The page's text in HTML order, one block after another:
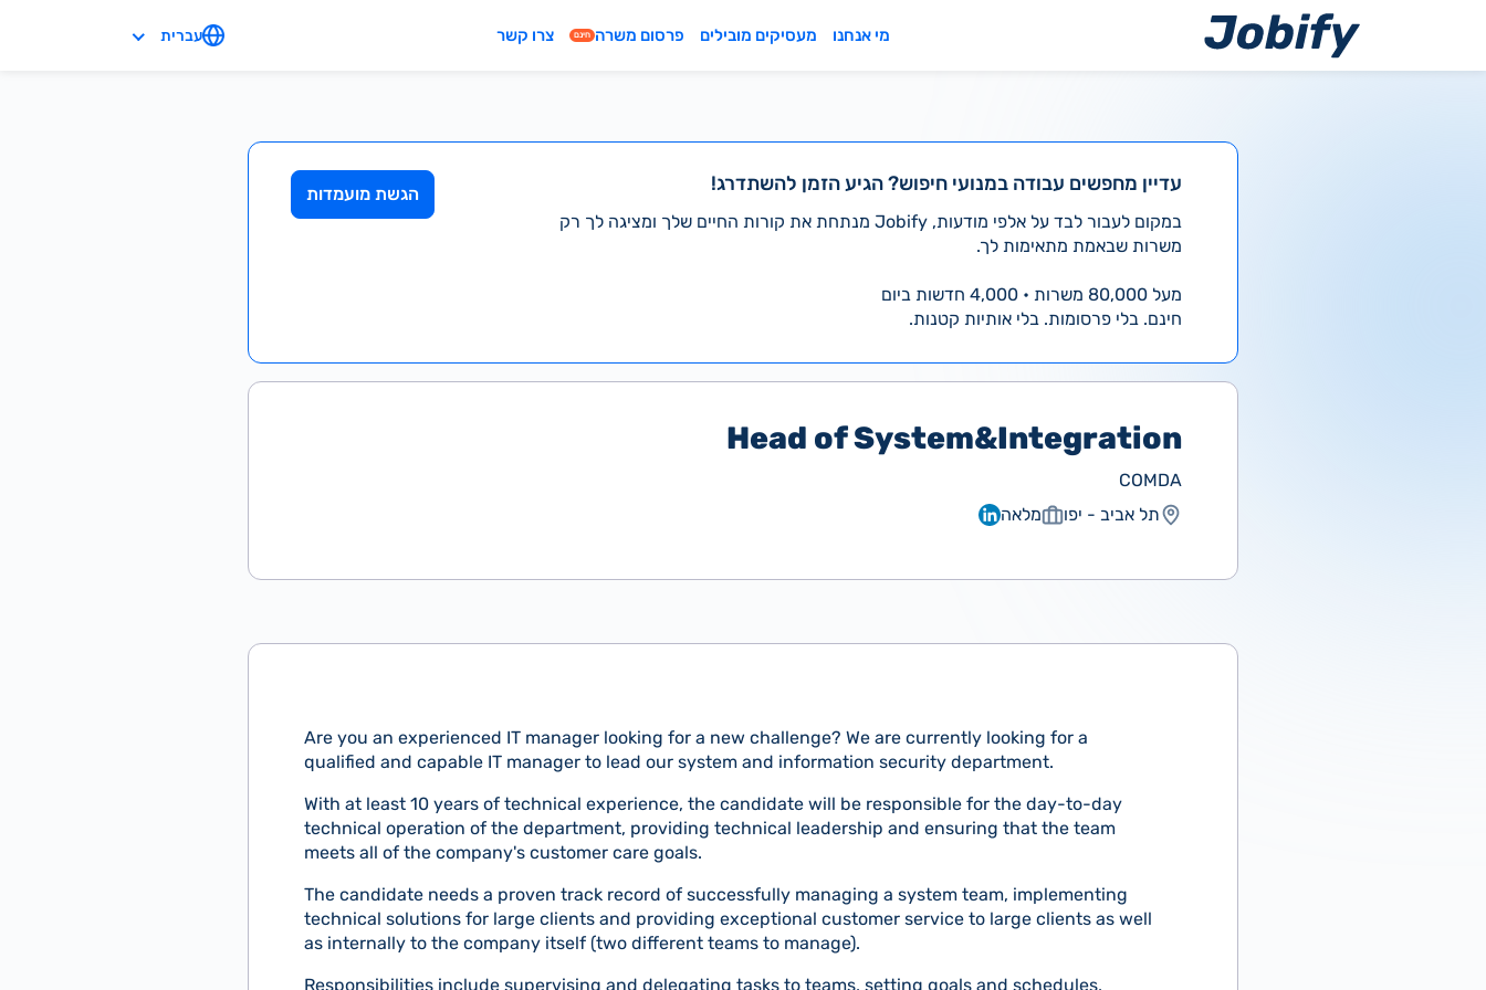
מי אנחנו מעסיקים מובילים פרסום משרה חינם צרו קשר עברית
עדיין מחפשים עבודה במנועי חיפוש? הגיע הזמן להשתדרג!
במקום לעבור לבד על אלפי מודעות, Jobify מנתחת את קורות החיים שלך ומציגה לך רק
משרות שבאמת מתאימות לך.
מעל 80,000 משרות • 4,000 חדשות ביום
חינם. בלי פרסומות. בלי אותיות קטנות.
הגשת מועמדות
Head of System&Integration
COMDA
תל אביב - יפו
מלאה
Are you an experienced IT manager looking for a new challenge? We are currently looking for a
qualified and capable IT manager to lead our system and information security department.
With at least 10 years of technical experience, the candidate will be responsible for the day-to-day
technical operation of the department, providing technical leadership and ensuring that the team
meets all of the company's customer care goals.
The candidate needs a proven track record of successfully managing a system team, implementing
technical solutions for large clients and providing exceptional customer service to large clients as well
as internally to the company itself (two different teams to manage).
Responsibilities include supervising and delegating tasks to teams, setting goals and schedules,